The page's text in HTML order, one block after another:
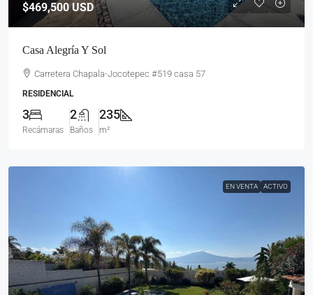
$469,500USD
Casa Alegría Y Sol
Carretera Chapala-Jocotepec #519 casa 57
RESIDENCIAL
3
Recámaras
2
Baños
235
m²
EN VENTA ACTIVO